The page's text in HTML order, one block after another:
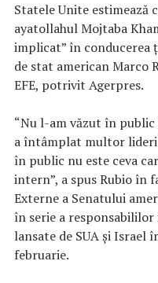
Statele Unite estimează
ayatollahul Mojtaba
implicat” în conducerea
de stat american Marco
EFE, potrivit Agerpres.
“Nu l-am văzut în public
a întâmplat multor
în public nu este ceva
intern”, a spus Rubio în
Externe a Senatului
în serie a
lansate de SUA şi Israel
februarie.